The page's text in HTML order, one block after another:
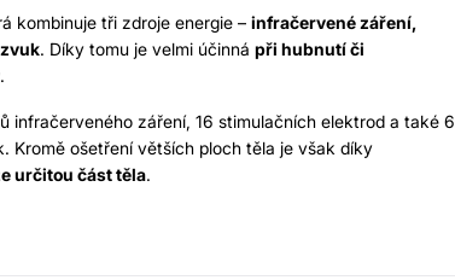
kombinuje tři zdroje energie – infračervené záření,
. Díky tomu je velmi účinná při hubnutí či
.
infračerveného záření, 16 stimulačních elektrod a také 6
Kromě ošetření větších ploch těla je však díky
určitou část těla.
"2v1"